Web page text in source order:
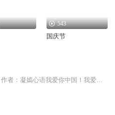
543
国庆节